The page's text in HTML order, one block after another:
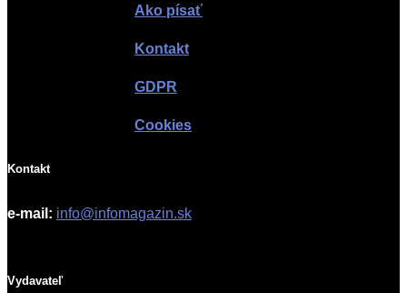
Ako písať
Kontakt
GDPR
Cookies
Kontakt
e-mail: info@infomagazin.sk
Vydavateľ